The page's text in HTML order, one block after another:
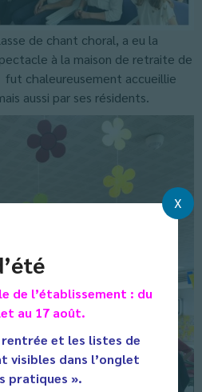
de l’établissement : du
au 17 août.
et les listes de
visibles dans l’onglet
pratiques ».
X
de chant choral, a eu la
à la maison de retraite de
fut chaleureusement accueillie
aussi par ses résidents.